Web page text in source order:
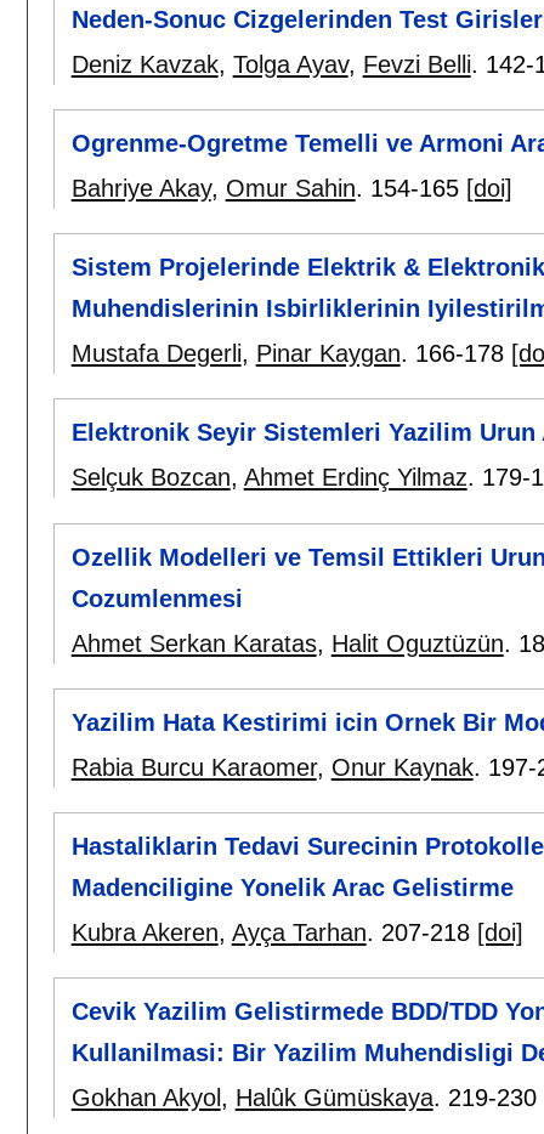
Neden-Sonuc Cizgelerinden Test
Deniz Kavzak, Tolga Ayav, Fevzi Belli. 142-
Ogrenme-Ogretme Temelli ve Armoni
Bahriye Akay, Omur Sahin. 154-165 [doi]
Sistem Projelerinde Elektrik &
Muhendislerinin Isbirliklerinin
Mustafa Degerli, Pinar Kaygan. 166-178
Elektronik Seyir Sistemleri Yazilim
Selçuk Bozcan, Ahmet Erdinç Yilmaz. 179-
Ozellik Modelleri ve Temsil Ettikleri
Cozumlenmesi
Ahmet Serkan Karatas, Halit Oguztüzün.
Yazilim Hata Kestirimi icin Ornek Bir
Rabia Burcu Karaomer, Onur Kaynak. 197-
Hastaliklarin Tedavi Surecinin
Madenciligine Yonelik Arac Gelistirme
Kubra Akeren, Ayça Tarhan. 207-218 [doi]
Cevik Yazilim Gelistirmede BDD/TDD
Kullanilmasi: Bir Yazilim Muhendisligi
Gokhan Akyol , Halûk Gümüskaya. 219-230